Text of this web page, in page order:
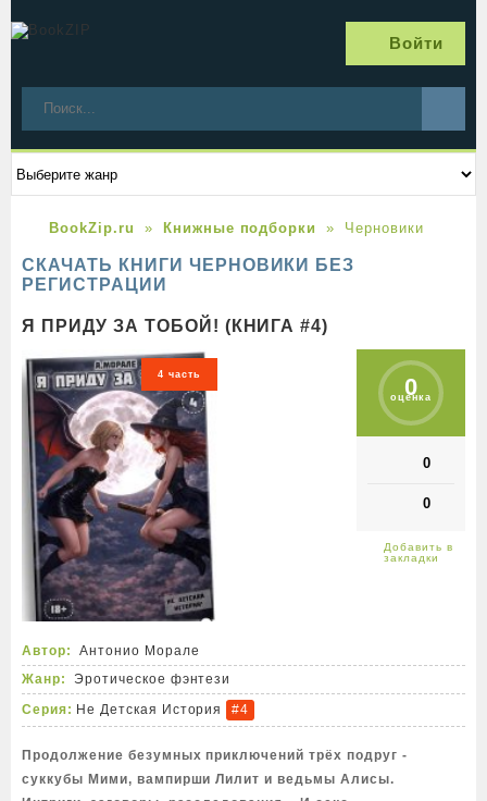
Войти
BookZip.ru Книжные подборки Черновики
СКАЧАТЬ КНИГИ ЧЕРНОВИКИ БЕЗ
РЕГИСТРАЦИИ
Я ПРИДУ ЗА ТОБОЙ! (КНИГА #4)
4 часть 0
оценка
0
0
Автор:
Антонио Морале
Жанр:
Эротическое фэнтези
Серия: Не Детская История #4
Продолжение безумных приключений трёх подруг -
суккубы Мими, вампирши Лилит и ведьмы Алисы.